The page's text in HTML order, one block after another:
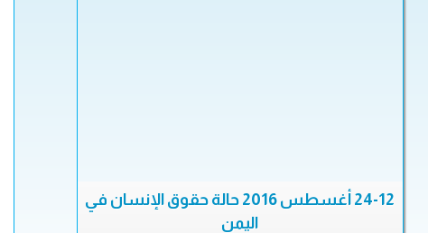
24-12 أغسطس 2016 حالة حقوق الإنسان في
اليمن